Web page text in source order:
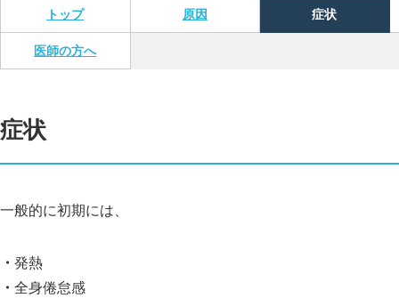
トップ 原因 症状
医師の方へ
症状
一般的に初期には、
発熱
全身倦怠感